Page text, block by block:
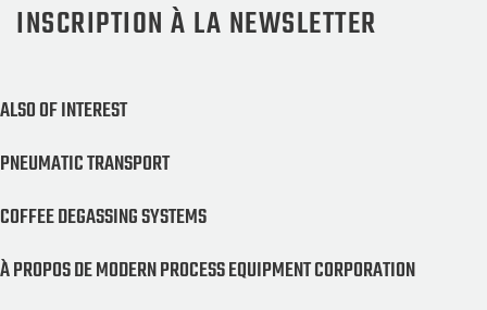
INSCRIPTION À LA NEWSLETTER
ALSO OF INTEREST
PNEUMATIC TRANSPORT
COFFEE DEGASSING SYSTEMS
À PROPOS DE MODERN PROCESS EQUIPMENT CORPORATION